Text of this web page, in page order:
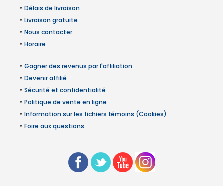
» Délais de livraison
» Livraison gratuite
» Nous contacter
» Horaire
» Gagner des revenus par l'affiliation
» Devenir affilié
» Sécurité et confidentialité
» Politique de vente en ligne
» Information sur les fichiers témoins (Cookies)
» Foire aux questions